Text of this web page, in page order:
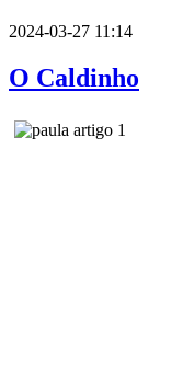
2024-03-27 11:14
O Caldinho